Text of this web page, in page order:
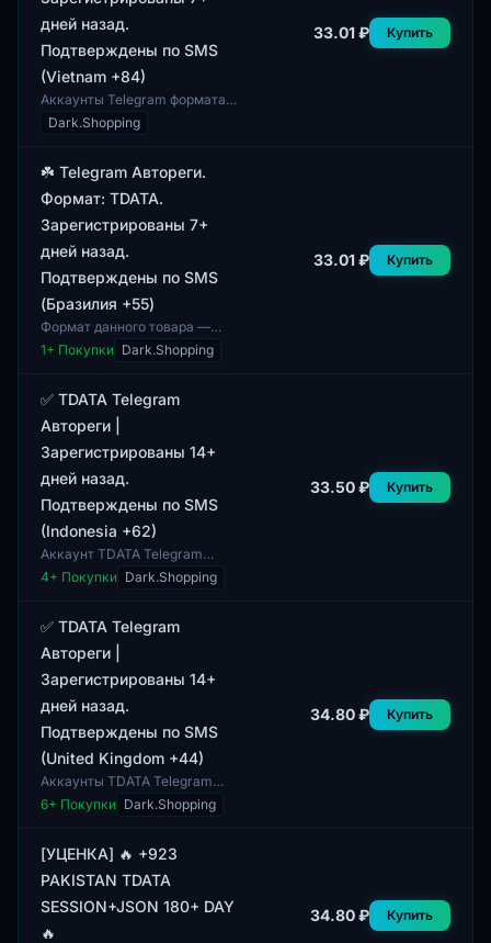
дней назад.
Подтверждены по SMS
(Vietnam +84)
Аккаунты Telegram формата
TDATA, зарегистрированные
более 7 дней назад,
кодом из Вьетнама (+84)...
Dark.Shopping
33.01 ₽ Купить
☘️ Telegram Автореги.
Формат: TDATA.
Зарегистрированы 7+
дней назад.
Подтверждены по SMS
(Бразилия +55)
Формат данного товара —
TDATA, предназначенный для
использования в Telegram.
более 7 дней наза...
1+ Покупки Dark.Shopping
33.01 ₽ Купить
✅ TDATA Telegram
Автореги |
Зарегистрированы 14+
дней назад.
Подтверждены по SMS
(Indonesia +62)
Аккаунт TDATA Telegram
зарегистрирован более 14 дней
назад и подтвержден по SMS.
создана с использ...
4+ Покупки Dark.Shopping
33.50 ₽ Купить
✅ TDATA Telegram
Автореги |
Зарегистрированы 14+
дней назад.
Подтверждены по SMS
(United Kingdom +44)
Аккаунты TDATA Telegram
Автореги имеют смешанный
пол профилей и заполнены на
зарегистрированы более 1...
6+ Покупки Dark.Shopping
34.80 ₽ Купить
[УЦЕНКА] 🔥 +923
PAKISTAN TDATA
SESSION+JSON 180+ DAY
🔥
34.80 ₽ Купить